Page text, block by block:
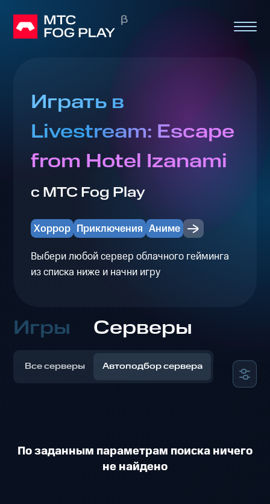
Играть в
Livestream: Escape
from Hotel Izanami
с МТС Fog Play
Хоррор Приключения Аниме
Выбери любой сервер облачного гейминга
из списка ниже и начни игру
Игры Серверы
Все серверы Автоподбор сервера
По заданным параметрам поиска ничего
не найдено